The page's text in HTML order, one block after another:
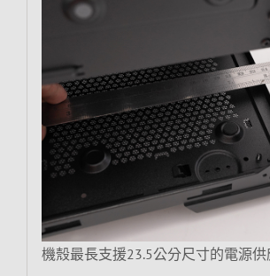
機殼最長支援23.5公分尺寸的電源供